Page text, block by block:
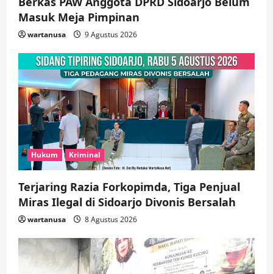
4
Nonton Jaranan!
wartanusa
5
Pemkab Sidoarjo & Muhammadiyah
Sinergi Permudah Perizinan, Wakaf,
hingga Hibah
wartanusa 4 Agustus 2026
Masuk Meja Pimpinan ​
wartanusa 9 Agustus 2026
Hukum Kriminal
Terjaring Razia Forkopimda, Tiga Penjual
Miras Ilegal di Sidoarjo Divonis Bersalah
wartanusa 8 Agustus 2026